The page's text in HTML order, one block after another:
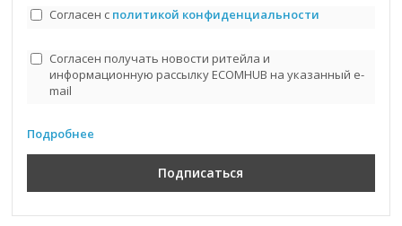
Согласен с политикой конфиденциальности
Согласен получать новости ритейла и
информационную рассылку ECOMHUB на указанный e-
mail
Подробнее